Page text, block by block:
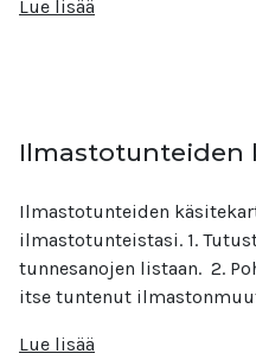
Lue lisää
Ilmastotunteiden
Ilmastotunteiden
ilmastotunteistasi. 1.
tunnesanojen listaan. 2.
itse tuntenut
Lue lisää